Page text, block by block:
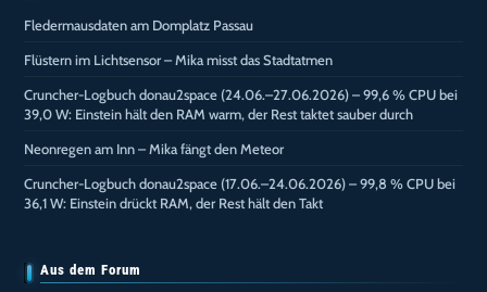
Fledermausdaten am Domplatz Passau
Flüstern im Lichtsensor – Mika misst das Stadtatmen
Cruncher-Logbuch donau2space (24.06.–27.06.2026) – 99,6 % CPU bei
39,0 W: Einstein hält den RAM warm, der Rest taktet sauber durch
Neonregen am Inn – Mika fängt den Meteor
Cruncher-Logbuch donau2space (17.06.–24.06.2026) – 99,8 % CPU bei
36,1 W: Einstein drückt RAM, der Rest hält den Takt
Aus dem Forum